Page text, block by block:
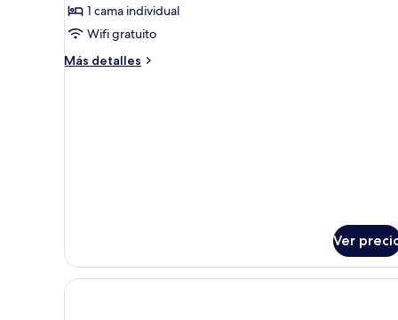
Habitación
individual,
balcón
1 cama individual
Wifi gratuito
Más detalles
Más
Ver